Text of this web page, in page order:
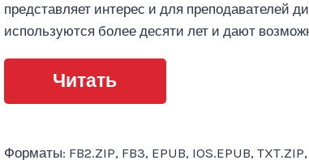
представляет интерес и для преподавателей
используются более десяти лет и дают
Читать
Форматы: FB2.ZIP, FB3, EPUB, IOS.EPUB,